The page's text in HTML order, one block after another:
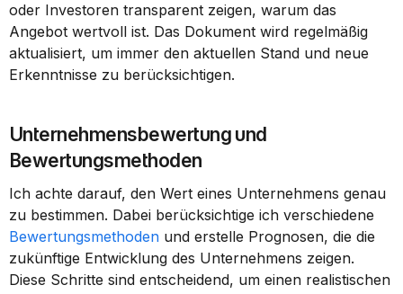
oder Investoren transparent zeigen, warum das
Angebot wertvoll ist. Das Dokument wird regelmäßig
aktualisiert, um immer den aktuellen Stand und neue
Erkenntnisse zu berücksichtigen.
Unternehmensbewertung und
Bewertungsmethoden
Ich achte darauf, den Wert eines Unternehmens genau
Bewertungsmethoden und erstelle Prognosen, die die
zukünftige Entwicklung des Unternehmens zeigen.
Diese Schritte sind entscheidend, um einen realistischen